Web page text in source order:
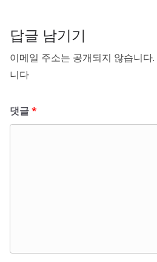
답글 남기기
이메일 주소는 공개되지 않습니다.
니다
댓글*